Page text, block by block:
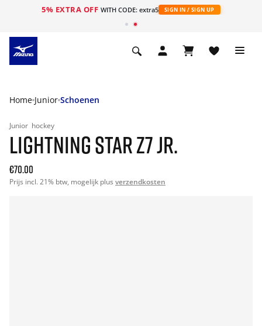
5% EXTRA OFF WITH CODE: extra5 SIGN IN / SIGN UP
Home Junior Schoenen
Junior hockey
LIGHTNING STAR Z7 JR.
€70.00
Prijs incl. 21% btw, mogelijk plus verzendkosten